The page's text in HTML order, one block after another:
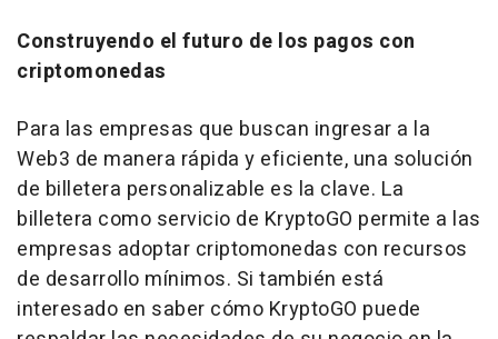
Construyendo el futuro de los pagos con
criptomonedas
Para las empresas que buscan ingresar a la
Web3 de manera rápida y eficiente, una solución
de billetera personalizable es la clave. La
billetera como servicio de KryptoGO permite a las
empresas adoptar criptomonedas con recursos
de desarrollo mínimos. Si también está
interesado en saber cómo KryptoGO puede